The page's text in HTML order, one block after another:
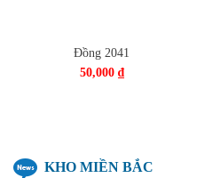
Đồng 2041
50,000 ₫
KHO MIỀN BẮC